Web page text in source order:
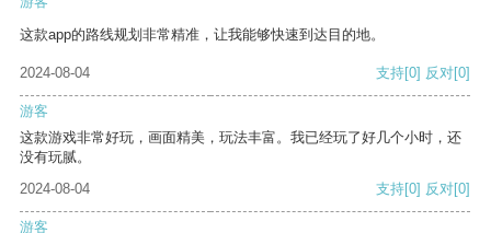
这款app的路线规划非常精准，让我能够快速到达目的地。
2024-08-04 支持[0] 反对[0]
游客
这款游戏非常好玩，画面精美，玩法丰富。我已经玩了好几个小时，还
没有玩腻。
2024-08-04
支持[0] 反对[0]
游客